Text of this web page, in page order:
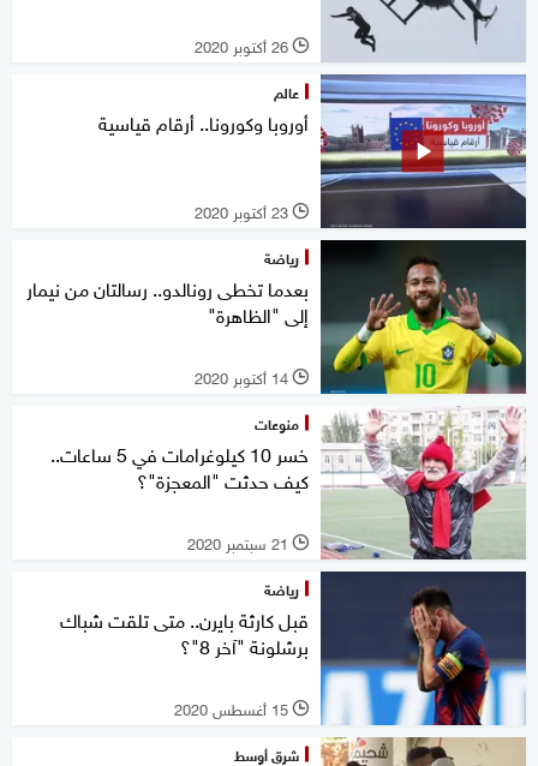
l 26 أكتوبر 2020
عالم
أوروبا وكورونا.. أرقام قياسية
l 23 أكتوبر 2020
رياضة
بعدما تخطى رونالدو.. رسالتان من نيمار
إلى "الظاهرة"
l 14 أكتوبر 2020
منوعات
خسر 10 كيلوغرامات في 5 ساعات..
كيف حدثت "المعجزة"؟
l 21 سبتمبر 2020
رياضة
قبل كارثة بايرن.. متى تلقت شباك
برشلونة "آخر 8"؟
l 15 أغسطس 2020
شرق أوسط